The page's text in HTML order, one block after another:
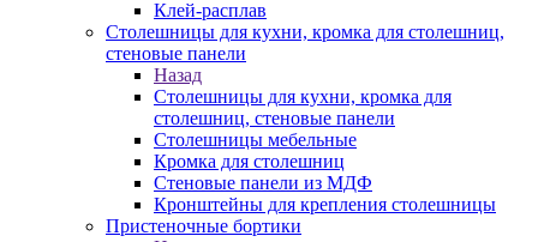
Клей-расплав
Столешницы для кухни, кромка для столешниц,
стеновые панели
Назад
Столешницы для кухни, кромка для
столешниц, стеновые панели
Столешницы мебельные
Кромка для столешниц
Стеновые панели из МДФ
Кронштейны для крепления столешницы
Пристеночные бортики